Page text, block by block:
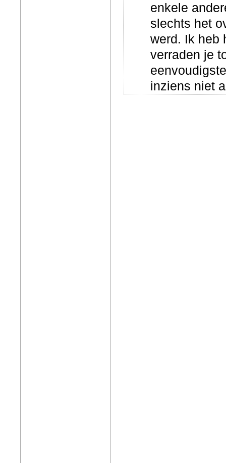
enkele
slechts het
werd. Ik heb
verraden je
inziens niet